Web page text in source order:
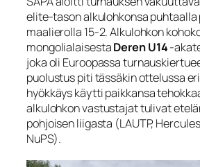
elite‑tason alkulohkonsa puhtaalla
maalierolla 15-2. Alkulohkon
mongolialaisestaDeren U14-
joka oli Euroopassa
puolustus piti tässäkin ottelussa
hyökkäys käytti paikkansa
alkulohkon vastustajat tulivat
pohjoisen liigasta (LAUTP,
NuPS).